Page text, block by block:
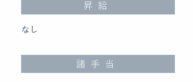
昇給
なし
諸手当